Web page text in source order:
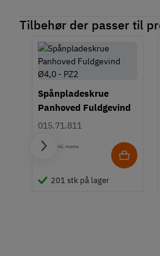
Tilbehør der passer til
Spånpladeskrue
Panhoved Fuldgevind
Ø4,0 - PZ2
015.71.811
1,15 Inkl. moms
201 stk på lager